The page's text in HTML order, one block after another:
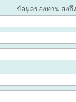
ข้อมูลของท่าน ส่งถึ